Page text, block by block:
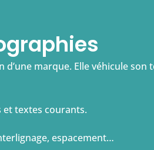
marque. Elle véhicule
textes courants.
espacement…